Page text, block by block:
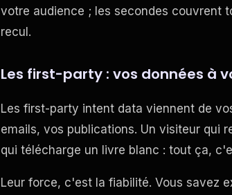
votre audience ; les secondes couvrent
recul.
Les first-party : vos données à
Les first-party intent data viennent de
emails, vos publications. Un visiteur qui
qui télécharge un livre blanc : tout ça,
Leur force, c'est la fiabilité. Vous savez